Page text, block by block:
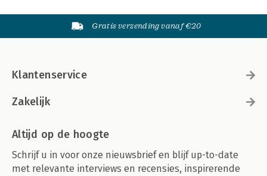
Gratis verzending vanaf €20
Klantenservice
Zakelijk
Altijd op de hoogte
Schrijf u in voor onze nieuwsbrief en blijf up-to-date
met relevante interviews en recensies, inspirerende